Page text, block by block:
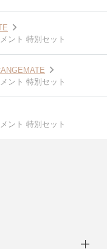
ント 特別セット
ント 特別セット
ント 特別セット